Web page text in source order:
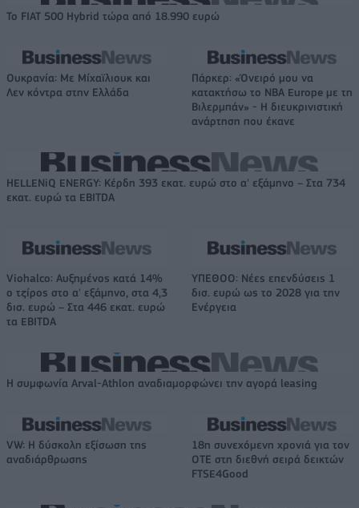
Το FIAT 500 Hybrid τώρα από 18.990 ευρώ
Ουκρανία: Με Μίχαϊλιουκ και
Λεν κόντρα στην Ελλάδα
Πάρκερ: «Όνειρό μου να
κατακτήσω το ΝΒΑ Europe με τη
Βιλερμπάν» - Η διευκρινιστική
ανάρτηση που έκανε
HELLENiQ ENERGY: Κέρδη 393 εκατ. ευρώ στο α' εξάμηνο – Στα 734
εκατ. ευρώ τα EBITDA
Viohalco: Αυξημένος κατά 14%
ο τζίρος στο α' εξάμηνο, στα 4,3
δισ. ευρώ – Στα 446 εκατ. ευρώ
τα EBITDA
ΥΠΕΘΟΟ: Νέες επενδύσεις 1
δισ. ευρώ ως το 2028 για την
Ενέργεια
Η συμφωνία Arval-Athlon αναδιαμορφώνει την αγορά leasing
VW: Η δύσκολη εξίσωση της
αναδιάρθρωσης
18η συνεχόμενη χρονιά για τον
ΟΤΕ στη διεθνή σειρά δεικτών
FTSE4Good